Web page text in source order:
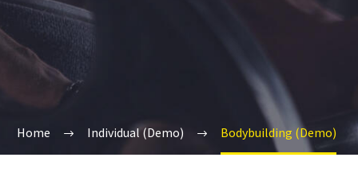
Home Individual (Demo) Bodybuilding (Demo)